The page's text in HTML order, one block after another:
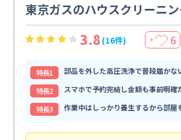
東京ガスのハウスクリーニ
3.8 (16件) ＋ 6
特⻑1
特⻑2
特⻑3